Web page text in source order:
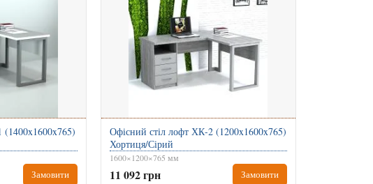
(1400x1600x765)
Замовити
Офісний стіл лофт ХК-2 (1200x1600x765)
Хортиця/Сірий
1600×1200×765 мм
11 092 грн Замовити